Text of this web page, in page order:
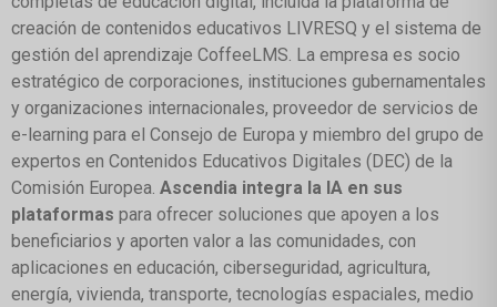
creación de contenidos educativos LIVRESQ y el sistema de
gestión del aprendizaje CoffeeLMS. La empresa es socio
estratégico de corporaciones, instituciones gubernamentales
y organizaciones internacionales, proveedor de servicios de
e-learning para el Consejo de Europa y miembro del grupo de
expertos en Contenidos Educativos Digitales (DEC) de la
Comisión Europea. Ascendia integra la IA en sus
plataformas para ofrecer soluciones que apoyen a los
beneficiarios y aporten valor a las comunidades, con
aplicaciones en educación, ciberseguridad, agricultura,
energía, vivienda, transporte, tecnologías espaciales, medio